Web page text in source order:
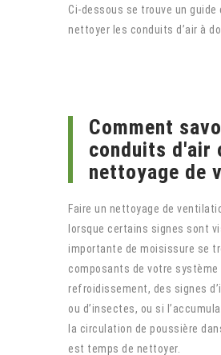
Ci-dessous se trouve un
nettoyer les conduits d’air à
Comment
conduits d'air
nettoyage de
Faire un nettoyage de
lorsque certains signes sont
importante de moisissure se
composants de votre
refroidissement, des signes
ou d’insectes, ou si
la circulation de poussière
est temps de nettoyer.